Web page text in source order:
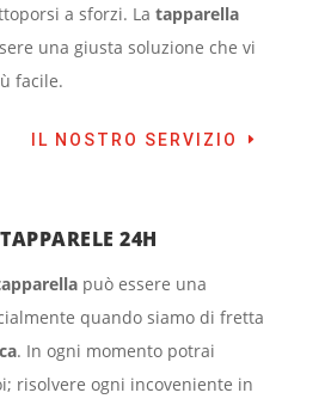
a sforzi. La tapparella
una giusta soluzione che vi
facile.
IL NOSTRO SERVIZIO
24H
può essere una
quando siamo di fretta
. In ogni momento potrai
risolvere ogni incoveniente in